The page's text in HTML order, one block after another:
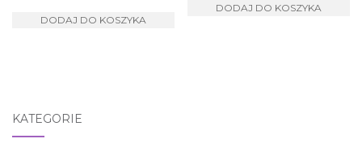
DODAJ DO KOSZYKA
DODAJ DO KOSZYKA
KATEGORIE